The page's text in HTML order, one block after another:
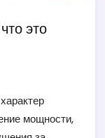
это
мощности,